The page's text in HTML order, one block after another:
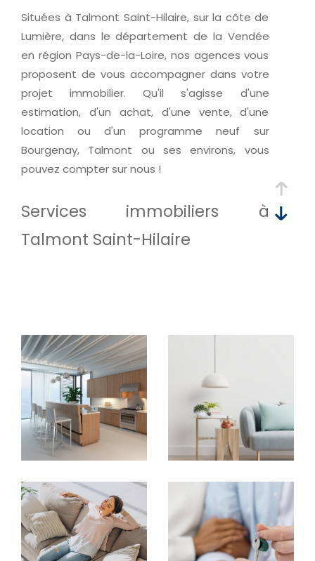
Situées à Talmont Saint-Hilaire, sur la côte de
Lumière, dans le département de la Vendée
en région Pays-de-la-Loire, nos agences vous
proposent de vous accompagner dans votre
projet immobilier. Qu'il s'agisse d'une
estimation, d'un achat, d'une vente, d'une
location ou d'un programme neuf sur
Bourgenay, Talmont ou ses environs, vous
pouvez compter sur nous !
Services immobiliers à
Talmont Saint-Hilaire
en faire votre nouveau foyer ou
programme neuf, CO Immobilier 85 vous
propose un service exceptionnellement
professionnel.
De l'évaluation à l'achèvement de la
transaction, en passant par les formalités
vente. Nos agents restent également à votre
écoute si vous êtes à la recherche d'une
location.
Budget
Budget
Surface
Surface
Pièces
Pièces
Référence
AFFINER LES CRITÈRES
COUPS DE COEUR
EXCLUSIVITÉS
RECHERCHER